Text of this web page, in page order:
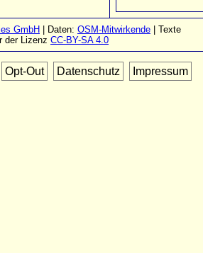
GmbH | Daten: OSM-Mitwirkende | Texte
der Lizenz CC-BY-SA 4.0
Opt-Out Datenschutz Impressum